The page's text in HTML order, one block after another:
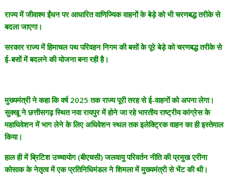
राज्य में जीवाश्म ईंधन पर आधारित वाणिज्यिक वाहनों के बेड़े को भी चरणबद्ध तरीके से
बदला जाएगा।
सरकार राज्य में हिमाचल पथ परिवहन निगम की बसों के पूरे बेड़े को चरणबद्ध तरीके से
ई-बसों में बदलने की योजना बना रही है।
मुख्यमंत्री ने कहा कि वर्ष 2025 तक राज्य पूरी तरह से ई-वाहनों को अपना लेगा।
सुक्खू ने छत्तीसगढ़ स्थित नवा रायपुर में होने जा रहे भारतीय राष्ट्रीय कांग्रेस के
महाधिवेशन में भाग लेने के लिए अधिवेशन स्थल तक इलेक्ट्रिक वाहन का ही इस्तेमाल
किया।
हाल ही में ब्रिटिश उच्चायोग (बीएचसी) जलवायु परिवर्तन नीति की प्रमुख एरीना
कोसाक के नेतृत्व में एक प्रतिनिधिमंडल ने शिमला में मुख्यमंत्री से भेंट की थी।